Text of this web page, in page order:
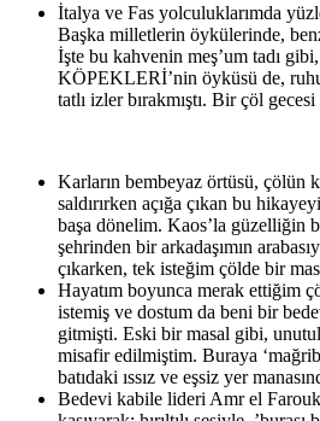
İtalya ve Fas yolculuklarımda
Başka milletlerin öykülerinde,
İşte bu kahvenin meş’um tadı
KÖPEKLERİ’nin öyküsü de,
tatlı izler bırakmıştı. Bir çöl
Karların bembeyaz örtüsü, çölün
saldırırken açığa çıkan bu
başa dönelim. Kaos’la güzelliğin
şehrinden bir arkadaşımın
çıkarken, tek isteğim çölde bir
Hayatım boyunca merak ettiğim
istemiş ve dostum da beni bir
gitmişti. Eski bir masal gibi,
misafir edilmiştim. Buraya
batıdaki ıssız ve eşsiz yer
Bedevi kabile lideri Amr el Farouk;